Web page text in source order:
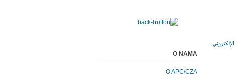
O NAMA
O APC/CZA